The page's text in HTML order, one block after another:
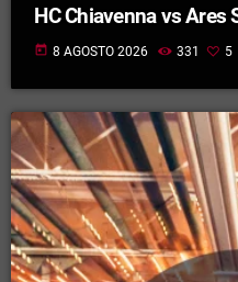
HC Chiavenna vs Ares
today 8 AGOSTO 2026 331 5